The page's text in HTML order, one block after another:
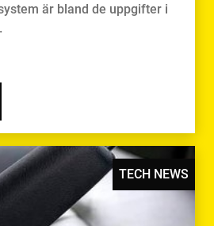
är bland de uppgifter i
TECH NEWS